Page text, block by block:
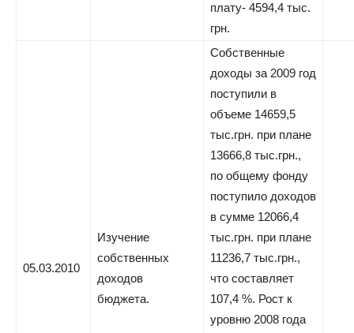
плату- 4594,4 тыс.
грн.
05.03.2010
Изучение
собственных
доходов
бюджета.
Собственные
доходы за 2009 год
поступили в
объеме 14659,5
тыс.грн. при плане
13666,8 тыс.грн.,
по общему фонду
поступило доходов
в сумме 12066,4
тыс.грн. при плане
11236,7 тыс.грн.,
что составляет
107,4 %. Рост к
уровню 2008 года